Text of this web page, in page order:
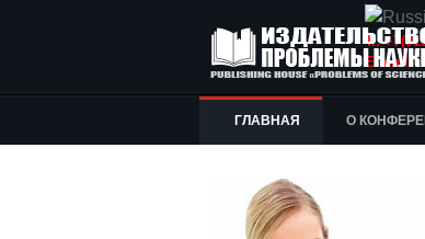
Т.:
E-mail:
ГЛАВНАЯ О